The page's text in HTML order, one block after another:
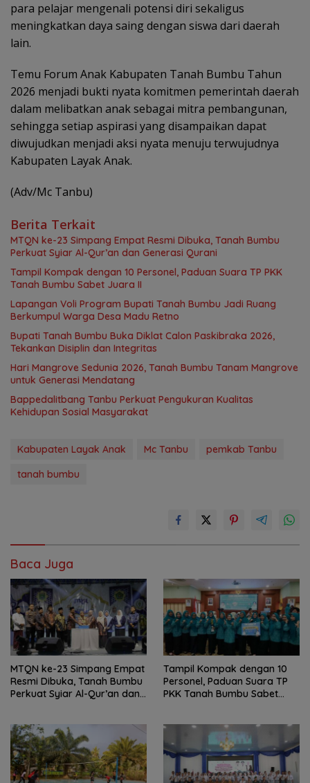
para pelajar mengenali potensi diri sekaligus
meningkatkan daya saing dengan siswa dari daerah
lain.
Temu Forum Anak Kabupaten Tanah Bumbu Tahun
2026 menjadi bukti nyata komitmen pemerintah daerah
dalam melibatkan anak sebagai mitra pembangunan,
sehingga setiap aspirasi yang disampaikan dapat
diwujudkan menjadi aksi nyata menuju terwujudnya
Kabupaten Layak Anak.
(Adv/Mc Tanbu)
Berita Terkait
MTQN ke-23 Simpang Empat Resmi Dibuka, Tanah Bumbu
Perkuat Syiar Al-Qur’an dan Generasi Qurani
Tampil Kompak dengan 10 Personel, Paduan Suara TP PKK
Tanah Bumbu Sabet Juara II
Lapangan Voli Program Bupati Tanah Bumbu Jadi Ruang
Berkumpul Warga Desa Madu Retno
Bupati Tanah Bumbu Buka Diklat Calon Paskibraka 2026,
Tekankan Disiplin dan Integritas
Hari Mangrove Sedunia 2026, Tanah Bumbu Tanam Mangrove
untuk Generasi Mendatang
Bappedalitbang Tanbu Perkuat Pengukuran Kualitas
Kehidupan Sosial Masyarakat
Kabupaten Layak Anak Mc Tanbu
pemkab Tanbu
tanah bumbu
Baca Juga
MTQN ke-23 Simpang Empat
Resmi Dibuka, Tanah Bumbu
Perkuat Syiar Al-Qur’an dan
Tampil Kompak dengan 10
Personel, Paduan Suara TP
PKK Tanah Bumbu Sabet